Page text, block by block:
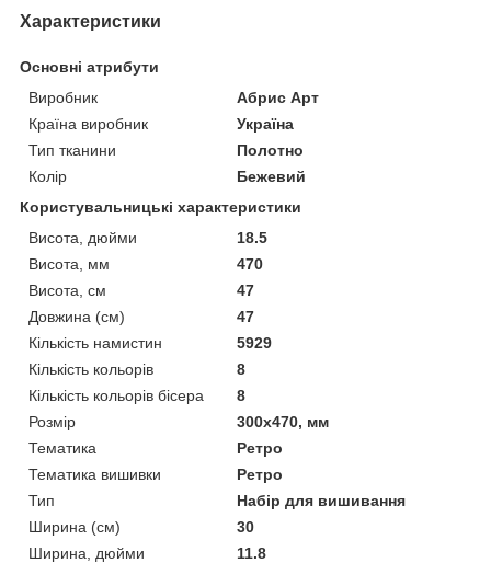
Характеристики
Основні атрибути
Виробник
Абрис Арт
Країна виробник
Україна
Тип тканини
Полотно
Колір
Бежевий
Користувальницькі характеристики
Висота, дюйми
18.5
Висота, мм
470
Висота, см
47
Довжина (см)
47
Кількість намистин
5929
Кількість кольорів
8
Кількість кольорів бісера
8
Розмір
300x470, мм
Тематика
Ретро
Тематика вишивки
Ретро
Тип
Набір для вишивання
Ширина (см)
30
Ширина, дюйми
11.8